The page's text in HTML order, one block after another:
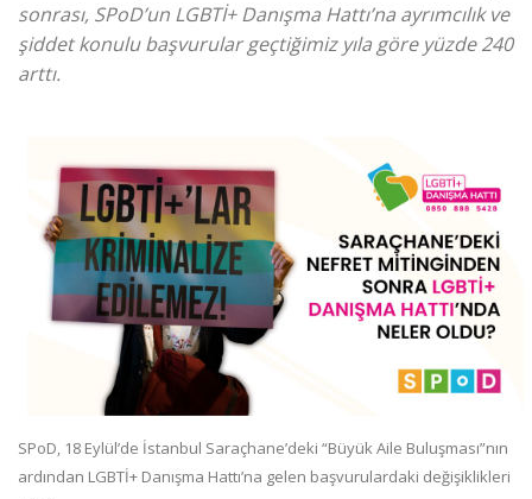
sonrası, SPoD’un LGBTİ+ Danışma Hattı’na ayrımcılık ve
şiddet konulu başvurular geçtiğimiz yıla göre yüzde 240
arttı.
SPoD, 18 Eylül’de İstanbul Saraçhane’deki “Büyük Aile Buluşması”nın
ardından LGBTİ+ Danışma Hattı’na gelen başvurulardaki değişiklikleri